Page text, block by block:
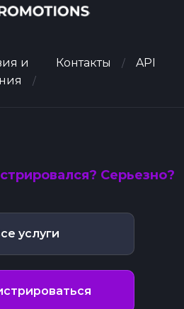
и
Контакты API
Серьезно?
услуги